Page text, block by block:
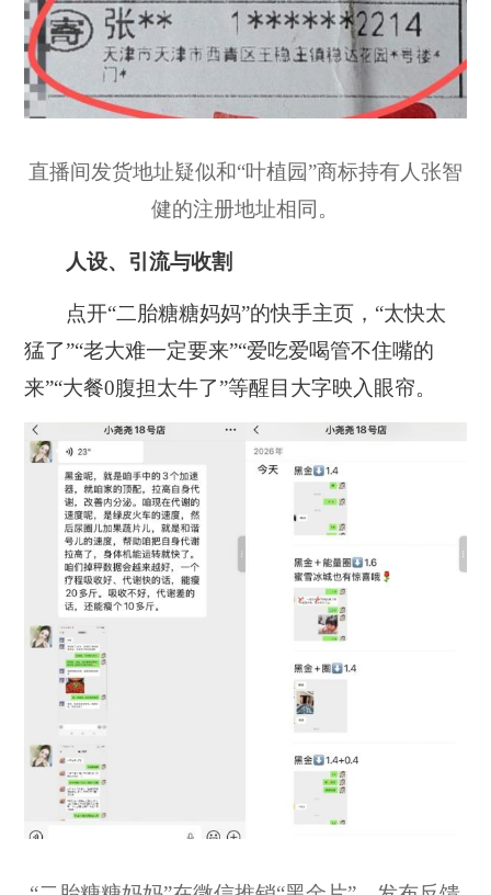
直播间发货地址疑似和“叶植园”商标持有人张智
健的注册地址相同。
人设、引流与收割
点开“二胎糖糖妈妈”的快手主页，“太快太
猛了”“老大难一定要来”“爱吃爱喝管不住嘴的
来”“大餐0腹担太牛了”等醒目大字映入眼帘。